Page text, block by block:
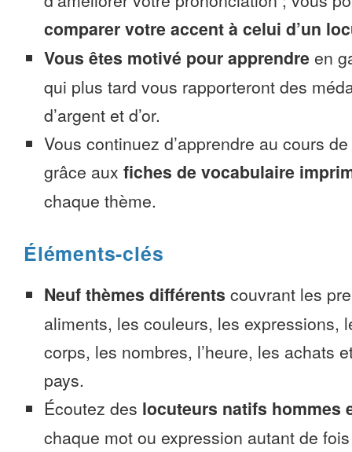
comparer votre accent à celui d’un
Vous êtes motivé pour apprendre en
qui plus tard vous rapporteront des
d’argent et d’or.
Vous continuez d’apprendre au cours
grâce aux fiches de vocabulaire
chaque thème.
Éléments-clés
Neuf thèmes différents couvrant les
aliments, les couleurs, les expressions,
corps, les nombres, l’heure, les achats
pays.
Écoutez des locuteurs natifs hommes
chaque mot ou expression autant de